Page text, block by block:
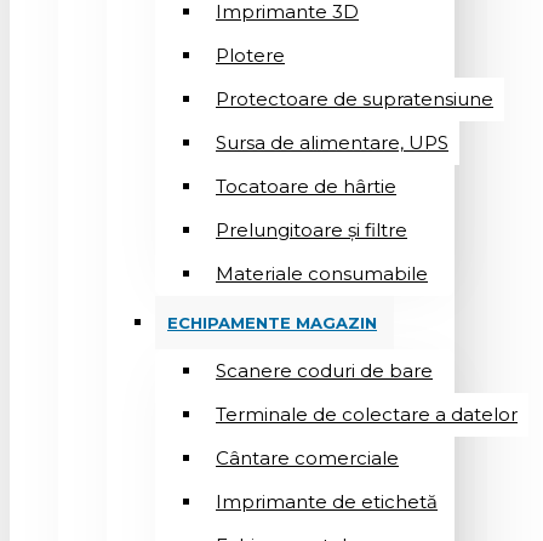
Imprimante 3D
Plotere
Protectoare de supratensiune
Sursa de alimentare, UPS
Tocatoare de hârtie
Prelungitoare și filtre
Materiale consumabile
ECHIPAMENTE MAGAZIN
Scanere coduri de bare
Terminale de colectare a datelor
Cântare comerciale
Imprimante de etichetă